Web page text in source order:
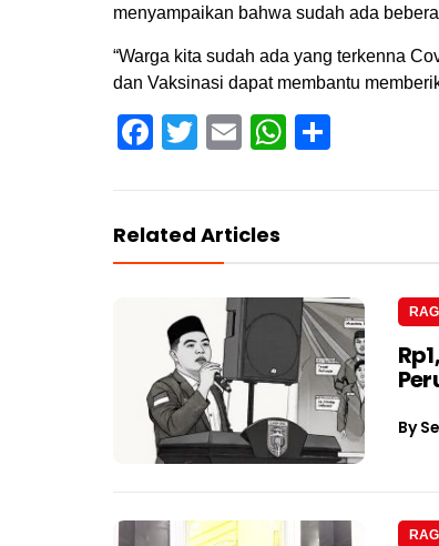
menyampaikan bahwa sudah ada
“Warga kita sudah ada yang terkenna
dan Vaksinasi dapat membantu
Facebook
TwitterEmailWhatsApp
Related Articles
By